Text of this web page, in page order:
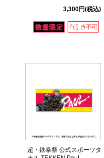
3,300円(税込)
超・鉄拳祭 公式スポーツタ